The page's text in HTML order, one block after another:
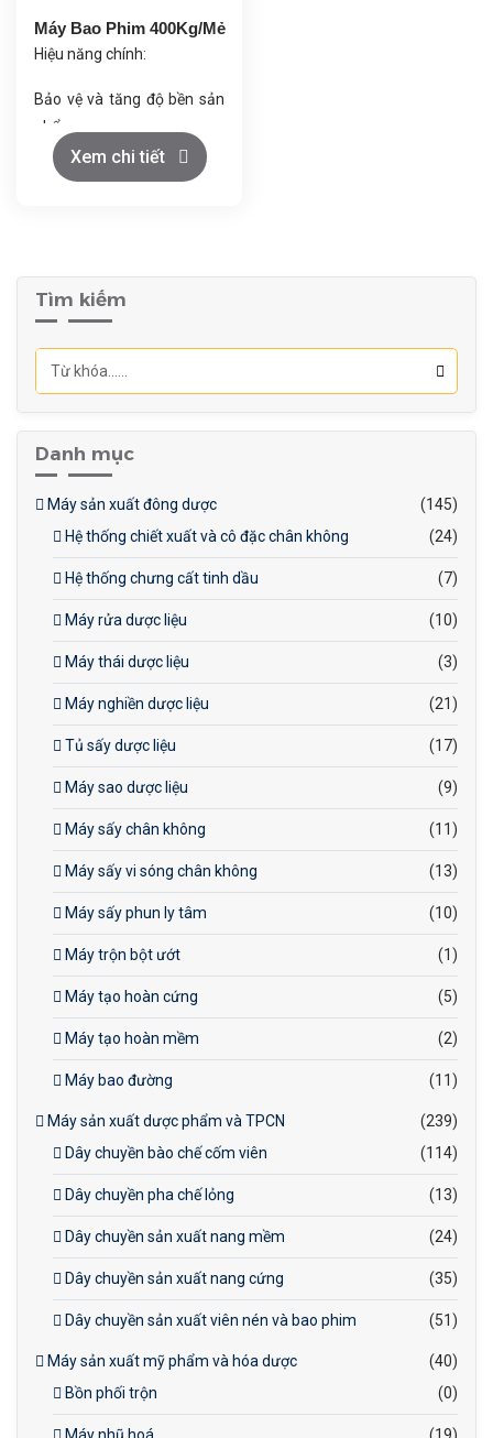
Máy Bao Phim 400Kg/Mẻ
Hiệu năng chính:
Bảo vệ và tăng độ bền sản
phẩm.
Cải thiện thẩm mỹ và chất
lượng.
Vận hành ổn định, giảm
hao hụt.
Xem chi tiết
Tìm kiếm
Danh mục
Máy sản xuất đông dược
(145)
Hệ thống chiết xuất và cô đặc chân không
(24)
Hệ thống chưng cất tinh dầu (7)
Máy rửa dược liệu (10)
Máy thái dược liệu (3)
Máy nghiền dược liệu (21)
Tủ sấy dược liệu (17)
Máy sao dược liệu (9)
Máy sấy chân không (11)
Máy sấy vi sóng chân không (13)
Máy sấy phun ly tâm (10)
Máy trộn bột ướt (1)
Máy tạo hoàn cứng (5)
Máy tạo hoàn mềm (2)
Máy bao đường (11)
Máy sản xuất dược phẩm và TPCN
(239)
Dây chuyền bào chế cốm viên
(114)
Dây chuyền pha chế lỏng (13)
Dây chuyền sản xuất nang mềm (24)
Dây chuyền sản xuất nang cứng (35)
Dây chuyền sản xuất viên nén và bao phim (51)
Máy sản xuất mỹ phẩm và hóa dược
(40)
Bồn phối trộn
(0)